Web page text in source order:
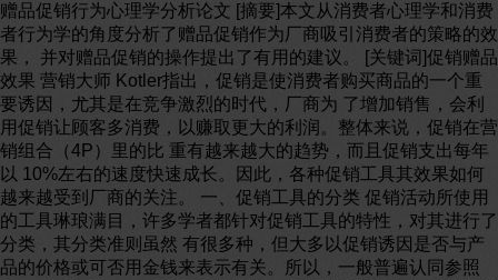
赠品促销行为心理学分析论文 [摘要]本文从消费者心理学和消费
者行为学的角度分析了赠品促销作为厂商吸引消费者的策略的效
果， 并对赠品促销的操作提出了有用的建议。 [关键词]促销赠品
效果 营销大师 Kotler指出，促销是使消费者购买商品的一个重
要诱因，尤其是在竞争激烈的时代，厂商为 了增加销售，会利
用促销让顾客多消费，以赚取更大的利润。整体来说，促销在营
销组合（4P）里的比 重有越来越大的趋势，而且促销支出每年
以 10%左右的速度快速成长。因此，各种促销工具其效果如何
越来越受到厂商的关注。 一、促销工具的分类 促销活动所使用
的工具琳琅满目，许多学者都针对促销工具的特性，对其进行了
分类，其分类准则虽然 有很多种，但大多以促销诱因是否与产
品的价格或可否用金钱来表示有关。所以，一般普遍认同参照